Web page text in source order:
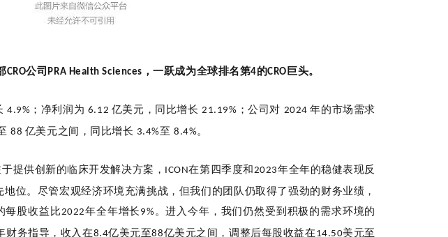
CRO公司 PRA Health Sciences ，一跃成为全球排名第4的CRO 巨头。
4.9% ；净利润为 6.12 亿美元，同比增长 21.19% ；公司对 2024年的市场需求
88 亿美元之间，同比增长 3.4%至8.4%。
提供创新的临床开发解决方案， ICON在第四季度和2023年全年的稳健表现反
位。尽管宏观经济环境充满挑战，但我们的团队仍取得了强劲的财务业绩，
每股收益比2022年全年增长 9% 。进入今年，我们仍然受到积极的需求环境的
财务指导，收入在8.4亿美元至88亿美元之间，调整后每股收益在 14.50美元至